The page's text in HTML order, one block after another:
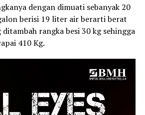
dengan dimuati sebanyak 20
berisi 19 liter air berarti berat
rangka besi 30 kg sehingga
410 Kg.